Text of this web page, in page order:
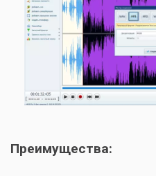
Преимущества: